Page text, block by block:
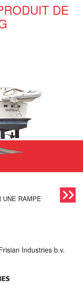
DE
UNE RAMPE
Industries b.v.